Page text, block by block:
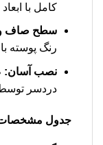
کامل با
سطح صاف و
رنگ پوسته
نصب آسان:
دردسر توسط
جدول مشخصات